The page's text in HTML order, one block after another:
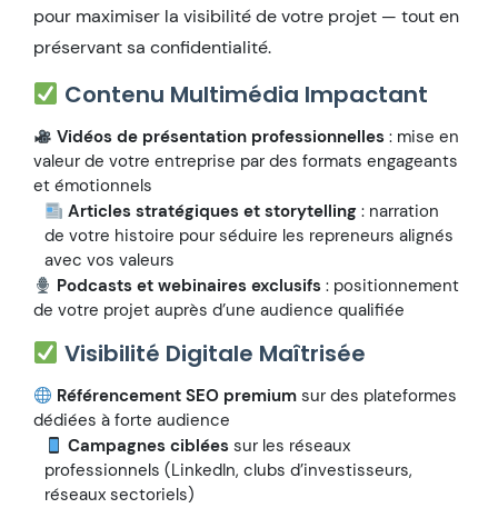
pour maximiser la visibilité de votre projet — tout en
préservant sa confidentialité.
Contenu Multimédia Impactant
Vidéos de présentation professionnelles : mise en
valeur de votre entreprise par des formats engageants
et émotionnels
Articles stratégiques et storytelling : narration
de votre histoire pour séduire les repreneurs alignés
avec vos valeurs
Podcasts et webinaires exclusifs : positionnement
de votre projet auprès d’une audience qualifiée
Visibilité Digitale Maîtrisée
Référencement SEO premium sur des plateformes
dédiées à forte audience
Campagnes ciblées sur les réseaux
professionnels (LinkedIn, clubs d’investisseurs,
réseaux sectoriels)